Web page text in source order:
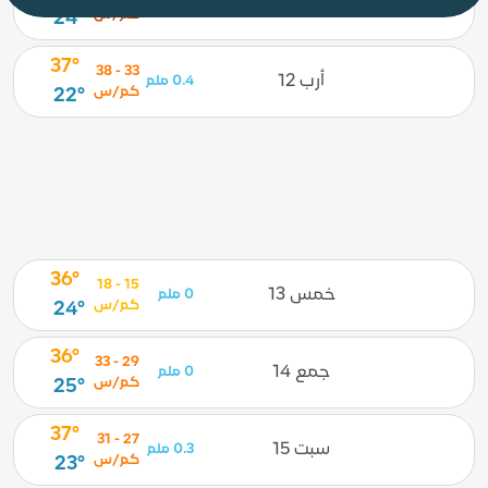
كم/س
24°
أرب 12 0.4 ملم
33 - 38
كم/س
37°
22°
خمس 13 0 ملم
15 - 18
كم/س
36°
24°
جمع 14 0 ملم
29 - 33
كم/س
36°
25°
سبت 15 0.3 ملم
27 - 31
كم/س
37°
23°